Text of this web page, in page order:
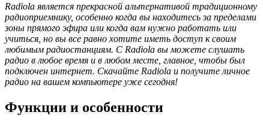
Radiola является прекрасной альтернативой традиционному
радиоприемнику, особенно когда вы находитесь за пределами
зоны прямого эфира или когда вам нужно работать или
учиться, но вы все равно хотите иметь доступ к своим
любимым радиостанциям. С Radiola вы можете слушать
радио в любое время и в любом месте, главное, чтобы был
подключен интернет. Скачайте Radiola и получите личное
радио на вашем компьютере уже сегодня!
Функции и особенности